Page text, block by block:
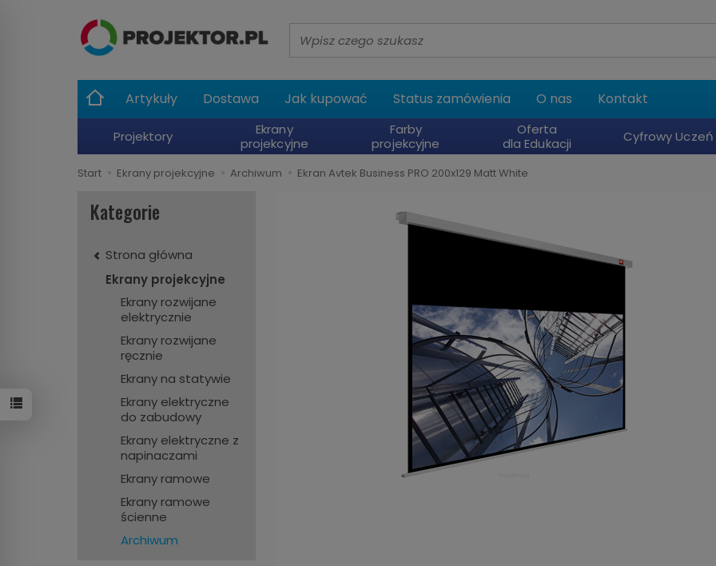
Artykuły Dostawa Jak kupować Status zamówienia O nas Kontakt
Projektory
Ekrany
projekcyjne
Farby
projekcyjne
Oferta
dla Edukacji
Cyfrowy Uczeń
Start Ekrany projekcyjne Archiwum Ekran Avtek Business PRO 200x129 Matt White
Kategorie
Strona główna
Ekrany projekcyjne
Ekrany rozwijane
elektrycznie
Ekrany rozwijane
ręcznie
Ekrany na statywie
Ekrany elektryczne
do zabudowy
Ekrany elektryczne z
napinaczami
Ekrany ramowe
Ekrany ramowe
ścienne
Archiwum